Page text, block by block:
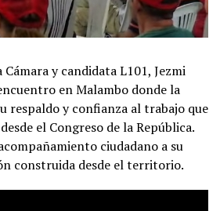
y candidata L101, Jezmi
en Malambo donde la
respaldo y confianza al trabajo que
el Congreso de la República.
ciudadano a su
construida desde el territorio.